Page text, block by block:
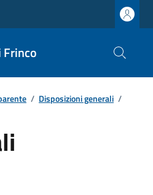
Frinco
/ Disposizioni generali /